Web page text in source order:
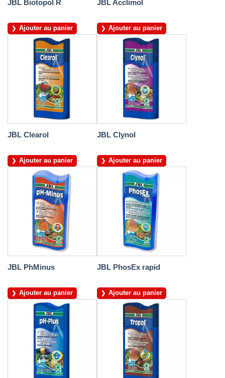
JBL Biotopol R
Ajouter au panier
JBL Acclimol
Ajouter au panier
JBL Clearol
Ajouter au panier
JBL Clynol
Ajouter au panier
JBL PhMinus
Ajouter au panier
JBL PhosEx rapid
Ajouter au panier